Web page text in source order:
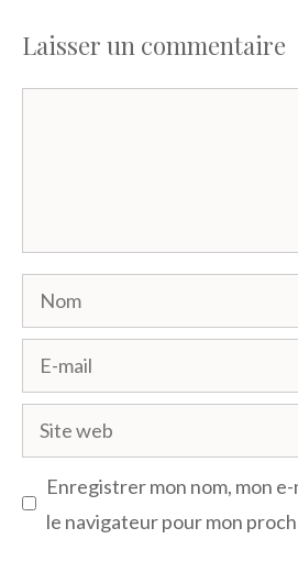
Laisser un commentaire
Nom
mail
Site
web
Enregistrer mon nom, mon
le navigateur pour mon